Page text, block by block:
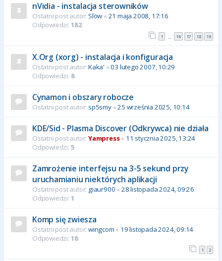
nVidia - instalacja sterowników
Ostatni post autor: Slow « 21 maja 2008, 17:16
Odpowiedzi: 182
1 … 16 17 18 19
X.Org (xorg) - instalacja i konfiguracja
Ostatni post autor: Kaka' «03 lutego 2007, 10:29
Odpowiedzi: 8
Cynamon i obszary robocze
Ostatni post autor: sp5smy«25 września 2025, 10:14
KDE/Sid - Plasma Discover (Odkrywca) nie działa
Ostatni post autor: Yampress« 11 stycznia 2025, 13:24
Odpowiedzi: 5
Zamrożenie interfejsu na 3-5 sekund przy
uruchamianiu niektórych aplikacji
Ostatni post autor: giaur900 « 28 listopada 2024, 09:26
Odpowiedzi: 1
Komp się zwiesza
Ostatni post autor: wingcom « 19 listopada 2024, 09:14
Odpowiedzi: 18
1 2